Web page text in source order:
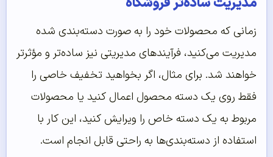
زمانی که محصولات خود را به صورت دسته‌بندی شده
مدیریت می‌کنید، فرآیندهای مدیریتی نیز ساده‌تر و مؤثرتر
خواهند شد. برای مثال، اگر بخواهید تخفیف خاصی را
فقط روی یک دسته محصول اعمال کنید یا محصولات
مربوط به یک دسته خاص را ویرایش کنید، این کار با
استفاده از دسته‌بندی‌ها به راحتی قابل انجام است.